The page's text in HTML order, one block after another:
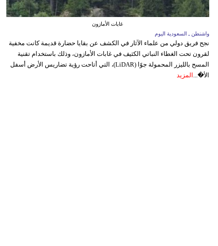
غابات الأمازون
واشنطن ـ السعودية اليوم
نجح فريق دولي من علماء الآثار في الكشف عن بقايا حضارة قديمة كانت مخفية
لقرون تحت الغطاء النباتي الكثيف في غابات الأمازون، وذلك باستخدام تقنية
المسح بالليزر المحمولة جوًا (LiDAR)، التي أتاحت رؤية تضاريس الأرض أسفل
الأ�... المزيد